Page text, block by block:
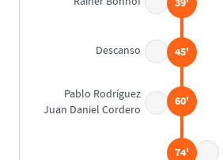
39'
Descanso 45'
Pablo Rodríguez
Juan Daniel Cordero
60'
74'